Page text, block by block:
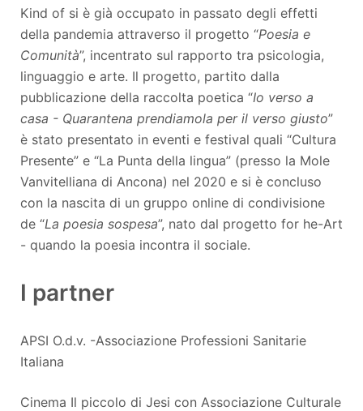
Kind of si è già occupato in passato degli effetti
della pandemia attraverso il progetto “Poesia e
Comunità”, incentrato sul rapporto tra psicologia,
linguaggio e arte. Il progetto, partito dalla
pubblicazione della raccolta poetica “Io verso a
casa - Quarantena prendiamola per il verso giusto”
è stato presentato in eventi e festival quali “Cultura
Presente” e “La Punta della lingua” (presso la Mole
Vanvitelliana di Ancona) nel 2020 e si è concluso
con la nascita di un gruppo online di condivisione
de “La poesia sospesa”, nato dal progetto for he-Art
- quando la poesia incontra il sociale.
I partner
APSI O.d.v. -Associazione Professioni Sanitarie
Italiana
Cinema Il piccolo di Jesi con Associazione Culturale